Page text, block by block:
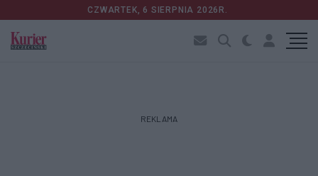
CZWARTEK, 6 SIERPNIA 2026R.
REKLAMA